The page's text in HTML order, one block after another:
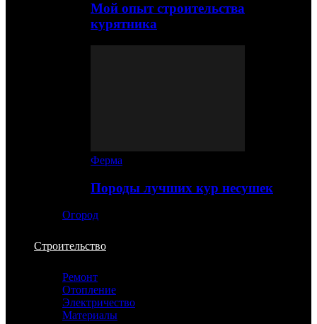
Мой опыт строительства
курятника
Ферма
Породы лучших кур несушек
Огород
Строительство
Ремонт
Отопление
Электричество
Материалы